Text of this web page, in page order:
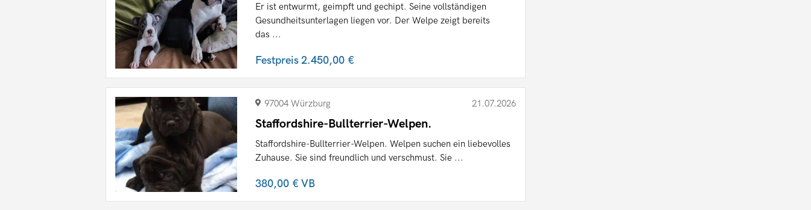
Er ist entwurmt, geimpft und gechipt. Seine vollständigen
Gesundheitsunterlagen liegen vor. Der Welpe zeigt bereits
das ...
Festpreis2.450,00 €
97004 Würzburg 21.07.2026
Staffordshire-Bullterrier-Welpen.
Staffordshire-Bullterrier-Welpen. Welpen suchen ein liebevolles
Zuhause. Sie sind freundlich und verschmust. Sie ...
380,00 €VB